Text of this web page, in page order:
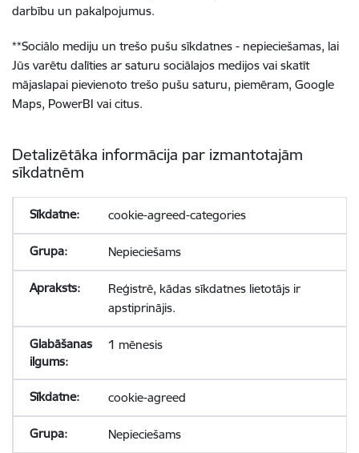
darbību un pakalpojumus.
**Sociālo mediju un trešo pušu sīkdatnes - nepieciešamas, lai
Jūs varētu dalīties ar saturu sociālajos medijos vai skatīt
mājaslapai pievienoto trešo pušu saturu, piemēram, Google
Maps, PowerBI vai citus.
Detalizētāka informācija par izmantotajām
sīkdatnēm
cookie-agreed-categories
Nepieciešams
Reģistrē, kādas sīkdatnes lietotājs ir
apstiprinājis.
1 mēnesis
cookie-agreed
Nepieciešams